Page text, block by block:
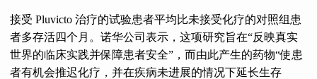
接受 Pluvicto 治疗的试验患者平均比未接受化疗的对照组患
者多存活四个月。诺华公司表示，这项研究旨在“反映真实
世界的临床实践并保障患者安全”，而由此产生的药物“使患
者有机会推迟化疗，并在疾病未进展的情况下延长生存